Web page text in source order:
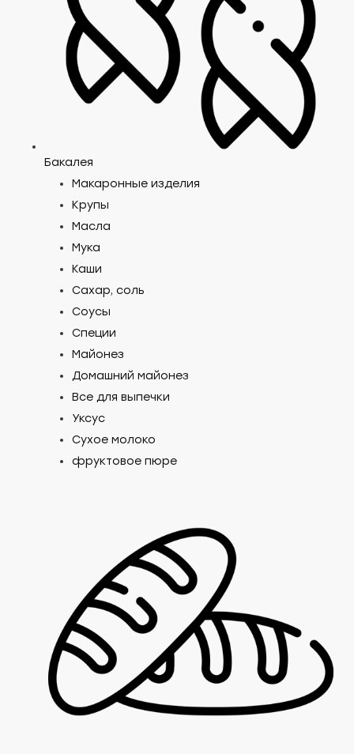
Бакалея
Макаронные изделия
Крупы
Масла
Мука
Каши
Сахар, соль
Соусы
Специи
Майонез
Домашний майонез
Все для выпечки
Уксус
Сухое молоко
фруктовое пюре